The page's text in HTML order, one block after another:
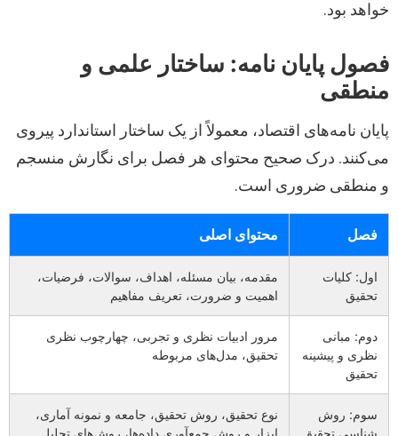
خواهد بود.
فصول پایان نامه: ساختار علمی و
منطقی
پایان نامه‌های اقتصاد، معمولاً از یک ساختار استاندارد پیروی
می‌کنند. درک صحیح محتوای هر فصل برای نگارش منسجم
و منطقی ضروری است.
فصل محتوای اصلی
اول: کلیات
تحقیق
مقدمه، بیان مسئله، اهداف، سوالات، فرضیات،
اهمیت و ضرورت، تعریف مفاهیم
دوم: مبانی
نظری و پیشینه
تحقیق
مرور ادبیات نظری و تجربی، چهارچوب نظری
تحقیق، مدل‌های مربوطه
سوم: روش
شناسی تحقیق
نوع تحقیق، روش تحقیق، جامعه و نمونه آماری،
ابزار و روش جمع‌آوری داده‌ها، روش‌های تحلیل